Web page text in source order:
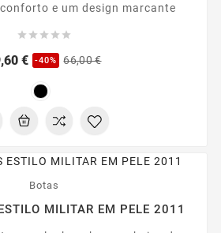
e um design marcante
    
€ -40% 66,00 €Preço
Preço
Botas
MILITAR EM PELE 2011